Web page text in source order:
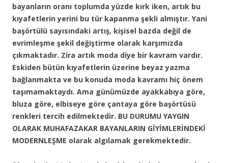
bayanların oranı toplumda yüzde kırk iken, artık bu
kıyafetlerin yerini bu tür kapanma şekli almıştır. Yani
başörtülü sayısındaki artış, kişisel bazda değil de
evrimleşme şekil değiştirme olarak karşımızda
çıkmaktadır. Zira artık moda diye bir kavram vardır.
Eskiden bütün kıyafetlerin üzerine beyaz yazma
bağlanmakta ve bu konuda moda kavramı hiç önem
taşımamaktaydı. Ama günümüzde ayakkabıya göre,
bluza göre, elbiseye göre çantaya göre başörtüsü
renkleri tercih edilmektedir. BU DURUMU YAYGIN
OLARAK MUHAFAZAKAR BAYANLARIN GİYİMLERİNDEKİ
MODERNLEŞME olarak algılamak gerekmektedir.